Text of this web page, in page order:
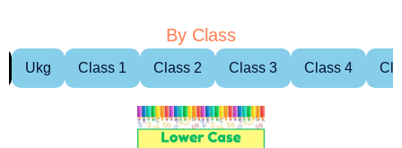
By Class
Ukg Class 1 Class 2 Class 3 Class 4